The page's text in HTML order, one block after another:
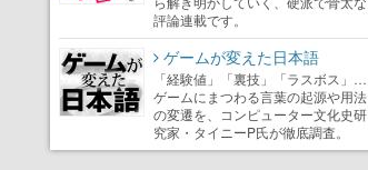
評論連載です。
ゲームが変えた日本語
「経験値」「裏技」「ラスボス」…
ゲームにまつわる言葉の起源や用法
の変遷を、コンピューター文化史研
究家・タイニーP氏が徹底調査。